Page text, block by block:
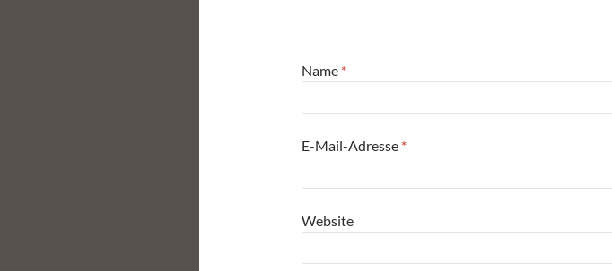
Name *
E-Mail-Adresse *
Website